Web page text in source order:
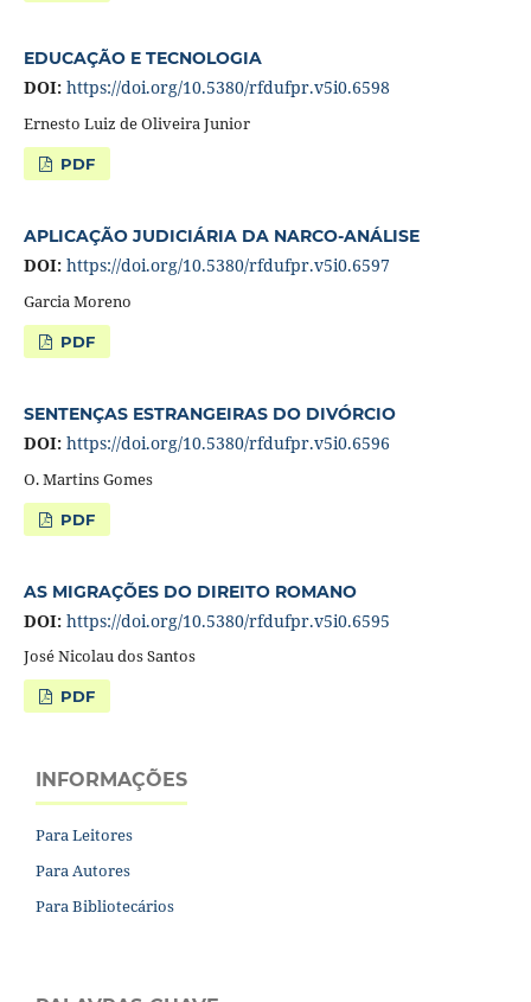
EDUCAÇÃO E TECNOLOGIA
DOI: https://doi.org/10.5380/rfdufpr.v5i0.6598
Ernesto Luiz de Oliveira Junior
PDF
APLICAÇÃO JUDICIÁRIA DA NARCO-ANÁLISE
DOI: https://doi.org/10.5380/rfdufpr.v5i0.6597
Garcia Moreno
PDF
SENTENÇAS ESTRANGEIRAS DO DIVÓRCIO
DOI: https://doi.org/10.5380/rfdufpr.v5i0.6596
O. Martins Gomes
PDF
AS MIGRAÇÕES DO DIREITO ROMANO
DOI: https://doi.org/10.5380/rfdufpr.v5i0.6595
José Nicolau dos Santos
PDF
INFORMAÇÕES
Para Leitores
Para Autores
Para Bibliotecários